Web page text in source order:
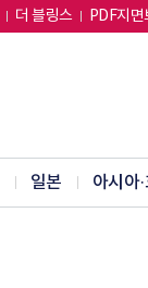
더 블링스 PDF지면
일본 아시아